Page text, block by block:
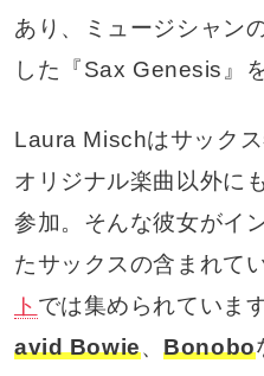
あり、ミュージシャン
した『Sax Genesis』
Laura Mischはサック
オリジナル楽曲以外に
参加。そんな彼女がイ
たサックスの含まれて
ト では集められています
avid Bowie、Bonobo